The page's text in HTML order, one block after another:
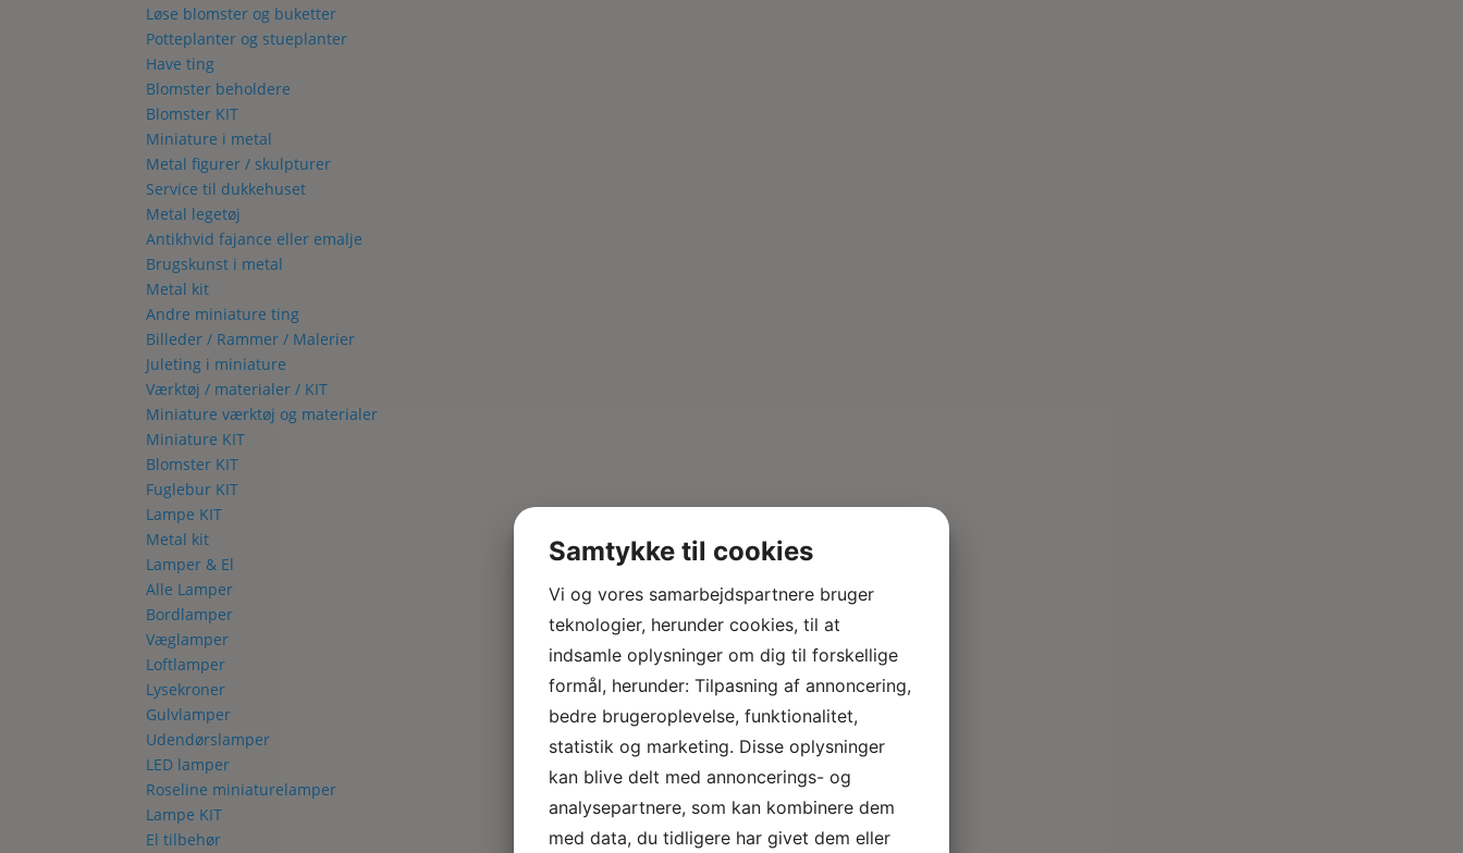
Løse blomster og buketter
Potteplanter og stueplanter
Have ting
Blomster beholdere
Blomster KIT
Miniature i metal
Metal figurer / skulpturer
Service til dukkehuset
Metal legetøj
Antikhvid fajance eller emalje
Brugskunst i metal
Metal kit
Andre miniature ting
Billeder / Rammer / Malerier
Juleting i miniature
Værktøj / materialer / KIT
Miniature værktøj og materialer
Miniature KIT
Blomster KIT
Fuglebur KIT
Lampe KIT
Metal kit
Lamper & El
Alle Lamper
Bordlamper
Væglamper
Loftlamper
Lysekroner
Gulvlamper
Udendørslamper
LED lamper
Roseline miniaturelamper
Lampe KIT
El tilbehør
Samtykke til cookies
Vi og vores samarbejdspartnere bruger
teknologier, herunder cookies, til at
indsamle oplysninger om dig til forskellige
formål, herunder: Tilpasning af annoncering,
bedre brugeroplevelse, funktionalitet,
statistik og marketing. Disse oplysninger
kan blive delt med annoncerings- og
analysepartnere, som kan kombinere dem
med data, du tidligere har givet dem eller